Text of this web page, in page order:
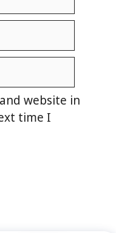
website in
time I